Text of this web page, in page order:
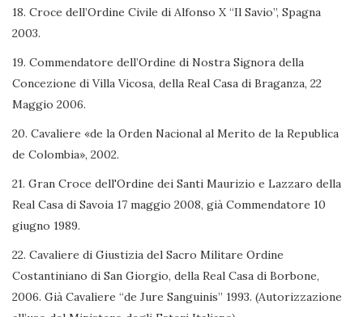
18. Croce dell’Ordine Civile di Alfonso X “Il Savio”, Spagna
2003.
19. Commendatore dell’Ordine di Nostra Signora della
Concezione di Villa Vicosa, della Real Casa di Braganza, 22
Maggio 2006.
20. Cavaliere «de la Orden Nacional al Merito de la Republica
de Colombia», 2002.
21. Gran Croce dell'Ordine dei Santi Maurizio e Lazzaro della
Real Casa di Savoia 17 maggio 2008, già Commendatore 10
giugno 1989.
22. Cavaliere di Giustizia del Sacro Militare Ordine
Costantiniano di San Giorgio, della Real Casa di Borbone,
2006. Già Cavaliere “de Jure Sanguinis” 1993. (Autorizzazione